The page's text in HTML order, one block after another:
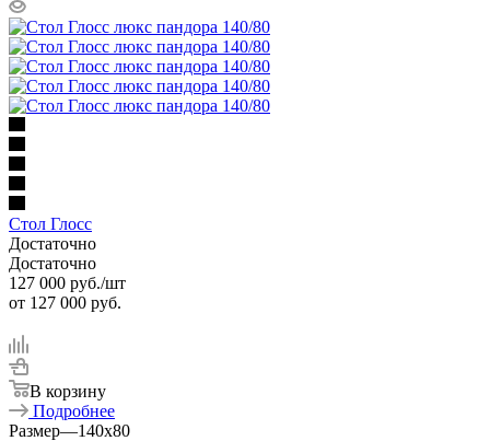
Стол Глосс
Достаточно
Достаточно
127 000 руб./шт
от 127 000 руб.
В корзину
Подробнее
Размер—140x80